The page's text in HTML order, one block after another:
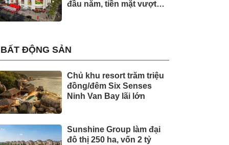
đầu năm, tiền mặt vượt
BẤT ĐỘNG SẢN
Chủ khu resort trăm triệu
đồng/đêm Six Senses
Ninh Van Bay lãi lớn
Sunshine Group làm đại
đô thị 250 ha, vốn 2 tỷ